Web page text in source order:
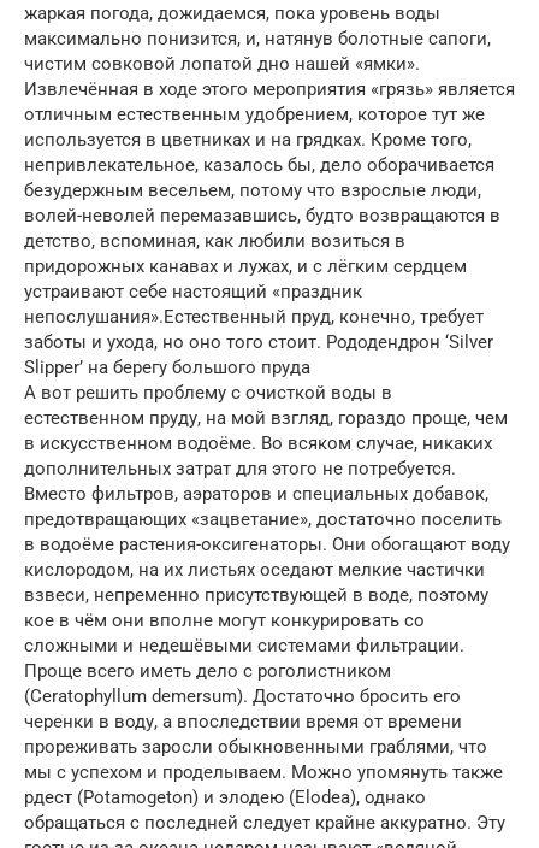
жаркая погода, дожидаемся, пока уровень воды
максимально понизится, и, натянув болотные сапоги,
чистим совковой лопатой дно нашей «ямки».
Извлечённая в ходе этого мероприятия «грязь» является
отличным естественным удобрением, которое тут же
используется в цветниках и на грядках. Кроме того,
непривлекательное, казалось бы, дело оборачивается
безудержным весельем, потому что взрослые люди,
волей-неволей перемазавшись, будто возвращаются в
детство, вспоминая, как любили возиться в
придорожных канавах и лужах, и с лёгким сердцем
устраивают себе настоящий «праздник
непослушания».Естественный пруд, конечно, требует
заботы и ухода, но оно того стоит. Рододендрон ‘Silver
Slipper’ на берегу большого пруда
А вот решить проблему с очисткой воды в
естественном пруду, на мой взгляд, гораздо проще, чем
в искусственном водоёме. Во всяком случае, никаких
дополнительных затрат для этого не потребуется.
Вместо фильтров, аэраторов и специальных добавок,
предотвращающих «зацветание», достаточно поселить
в водоёме растения-оксигенаторы. Они обогащают воду
кислородом, на их листьях оседают мелкие частички
взвеси, непременно присутствующей в воде, поэтому
кое в чём они вполне могут конкурировать со
сложными и недешёвыми системами фильтрации.
Проще всего иметь дело с роголистником
(Ceratophyllum demersum). Достаточно бросить его
черенки в воду, а впоследствии время от времени
прореживать заросли обыкновенными граблями, что
мы с успехом и проделываем. Можно упомянуть также
рдест (Potamogeton) и элодею (Elodea), однако
обращаться с последней следует крайне аккуратно. Эту